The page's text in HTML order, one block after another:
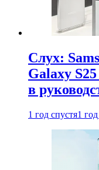
Слух:
Galaxy
в
1 год спустя1